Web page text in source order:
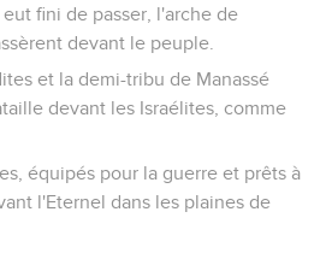
fini de passer, l'arche de
devant le peuple.
et la demi-tribu de Manassé
devant les Israélites, comme
équipés pour la guerre et prêts à
l'Eternel dans les plaines de